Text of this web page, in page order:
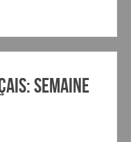
Semaine